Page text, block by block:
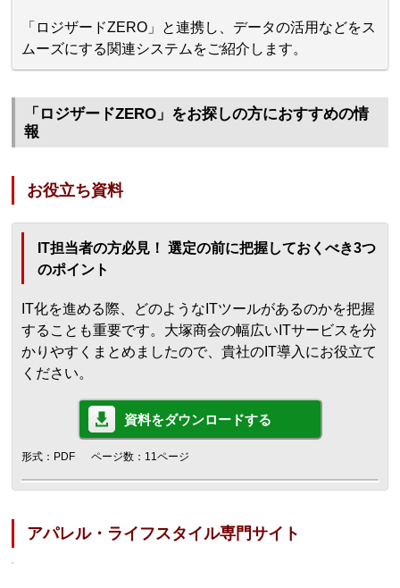
「ロジザードZERO」と連携し、データの活用などをス
ムーズにする関連システムをご紹介します。
「ロジザードZERO」をお探しの方におすすめの情
報
お役立ち資料
IT担当者の方必見！ 選定の前に把握しておくべき3つ
のポイント
IT化を進める際、どのようなITツールがあるのかを把握
することも重要です。大塚商会の幅広いITサービスを分
かりやすくまとめましたので、貴社のIT導入にお役立て
ください。
資料をダウンロードする
形式：PDF ページ数：11ページ
アパレル・ライフスタイル専門サイト